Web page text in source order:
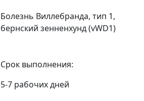
Болезнь Виллебранда, тип 1,
бернский зенненхунд (vWD1)
Срок выполнения:
5-7 рабочих дней